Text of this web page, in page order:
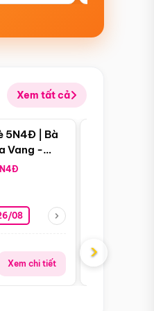
Xem tất cả
12/09
Điểm nổi bật
5N4Đ | Bà
Vang -
08
Xem chi tiết
Giá từ:
›